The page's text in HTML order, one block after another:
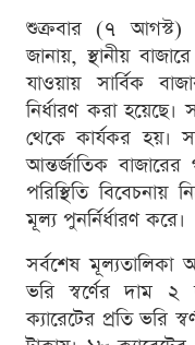
শুক্রবার (৭ আগস্ট)
জানায়, স্থানীয়
যাওয়ায় সার্বিক
নির্ধারণ করা
থেকে কার্যকর হয়।
আন্তর্জাতিক
পরিস্থিতি বিবেচনায়
মূল্য পুনর্নির্ধারণ করে।
সর্বশেষ মূল্যতালিকা
ভরি স্বর্ণের দাম
ক্যারেটের প্রতি ভরি